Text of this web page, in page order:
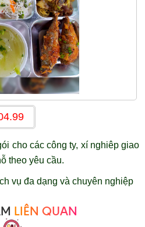
cho các công ty, xí nghiêp giao
theo yêu cầu.
vụ đa dạng và chuyên nghiệp
LIÊN QUAN